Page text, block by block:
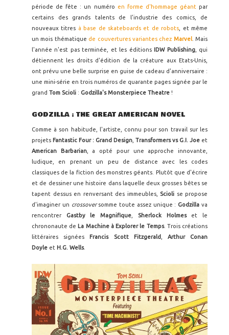
période de fête : un numéro en forme d'hommage géantpar
certains des grands talents de l'industrie des comics, de
nouveaux titres à base de skateboards et de robots , et même
un mois thématique de couvertures variantes chez Marvel. Mais
l'année n'est pas terminée, et les éditions IDW Publishing, qui
détiennent les droits d'édition de la créature aux Etats-Unis,
ont prévu une belle surprise en guise de cadeau d'anniversaire :
une mini-série en trois numéros de quarante pages signée par le
grand Tom Scioli : Godzilla's Monsterpiece Theatre !
GODZILLA : THE GREAT AMERICAN NOVEL
Comme à son habitude, l'artiste, connu pour son travail sur les
projets Fantastic Four : Grand Design Transformers vs G.I. Joe et
American Barbarian, a opté pour une approche innovante,
ludique, en prenant un peu de distance avec les codes
classiques de la fiction des monstres géants. Plutôt que d'écrire
et de dessiner une histoire dans laquelle deux grosses bêtes se
tapent dessus en renversant des immeubles, Scioli se propose
d'imaginer un crossoversomme toute assez unique : Godzillava
rencontrer
Gastby le Magnifique Sherlock Holmeset le
chrononaute de La Machine à Explorer le Temps. Trois créations
littéraires signées
Francis Scott Fitzgerald
Arthur Conan
Doyle et H.G. Wells.